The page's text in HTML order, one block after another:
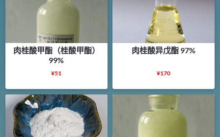
肉桂酸甲酯（桂酸甲酯）
99%
¥51
肉桂酸异戊酯 97%
¥170